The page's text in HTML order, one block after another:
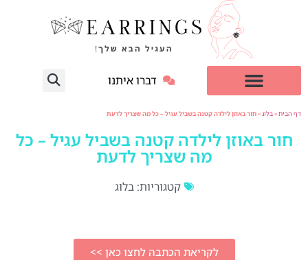
דברו איתנו
דף הבית»בלוג»חור באוזן לילדה קטנה בשביל עגיל – כל מה שצריך לדעת
חור באוזן לילדה קטנה בשביל עגיל – כל
מה שצריך לדעת
קטגוריות: בלוג
לקריאת הכתבה לחצו כאן >>